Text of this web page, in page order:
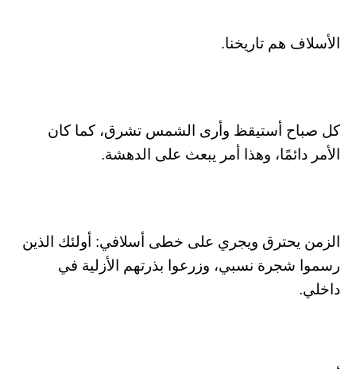
الأسلاف هم تاريخنا.
كل صباح أستيقظ وأرى الشمس تشرق، كما كان
الأمر دائمًا، وهذا أمر يبعث على الدهشة.
الزمن يحترق ويجري على خطى أسلافي: أولئك الذين
رسموا شجرة نسبي، وزرعوا بذرتهم الأزلية في
داخلي.